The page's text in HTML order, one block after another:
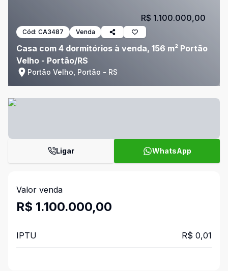
Cód: CA3487 Venda
Casa com 4 dormitórios à venda, 156 m² Portão
Velho - Portão/RS
Portão Velho, Portão - RS
R$ 1.100.000,00
Ligar WhatsApp
Valor venda
R$ 1.100.000,00
IPTU R$ 0,01